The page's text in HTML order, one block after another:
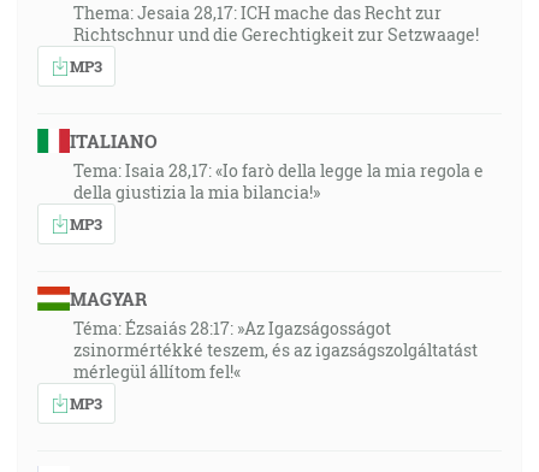
Thema: Jesaia 28,17: ICH mache das Recht zur
Richtschnur und die Gerechtigkeit zur Setzwaage!
MP3
ITALIANO
Tema: Isaia 28,17: «Io farò della legge la mia regola e
della giustizia la mia bilancia!»
MP3
MAGYAR
Téma: Ézsaiás 28:17: »Az Igazságosságot
zsinormértékké teszem, és az igazságszolgáltatást
mérlegül állítom fel!«
MP3